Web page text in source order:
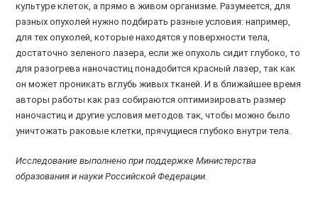
культуре клеток, а прямо в живом организме. Разумеется, для
разных опухолей нужно подбирать разные условия: например,
для тех опухолей, которые находятся у поверхности тела,
достаточно зеленого лазера, если же опухоль сидит глубоко, то
для разогрева наночастиц понадобится красный лазер, так как
он может проникать вглубь живых тканей. И в ближайшее время
авторы работы как раз собираются оптимизировать размер
наночастиц и другие условия методов так, чтобы можно было
уничтожать раковые клетки, прячущиеся глубоко внутри тела.
Исследование выполнено при поддержке Министерства
образования и науки Российской Федерации.